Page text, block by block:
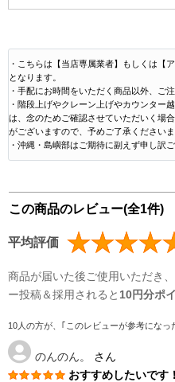
・こちらは【当店専属業者】もしくは【
となります。
・手配にお時間をいただく商品以外、ご
・階段上げやクレーン上げやカウンター
は、念のためご確認させていただいく場
がございますので、予めご了承くださいま
・沖縄・島嶼部はご期待に副えず申し訳
この商品のレビュー(全1件)
平均評価
商品が届いた後ご使用いただき、
ー投稿＆採用されると 10円分ポ
10人の方が、｢このレビューが参考になっ
のんのん。
さん
おすすめしたいです